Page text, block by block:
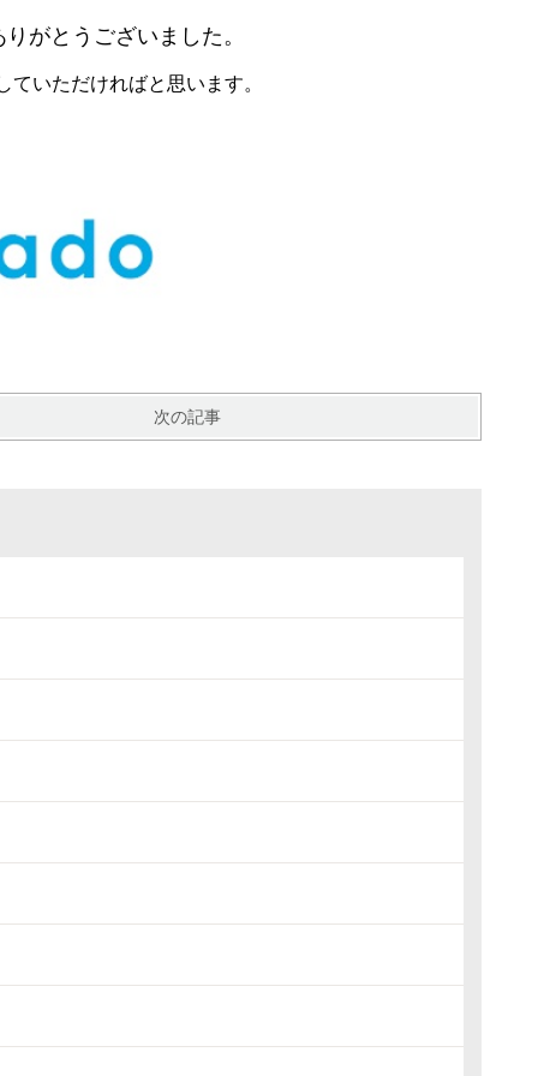
がとうございました。
ていただければと思います。
次の記事